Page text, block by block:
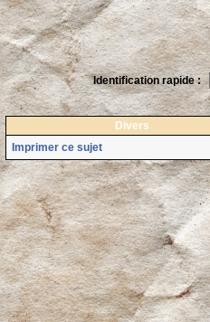
Identification rapide :
Divers
Imprimer ce sujet